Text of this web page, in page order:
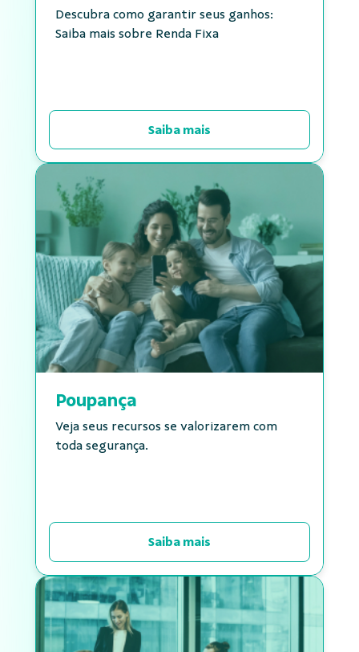
Descubra como garantir seus ganhos:
Saiba mais sobre Renda Fixa
Saiba mais
Poupança
Veja seus recursos se valorizarem com
toda segurança.
Saiba mais